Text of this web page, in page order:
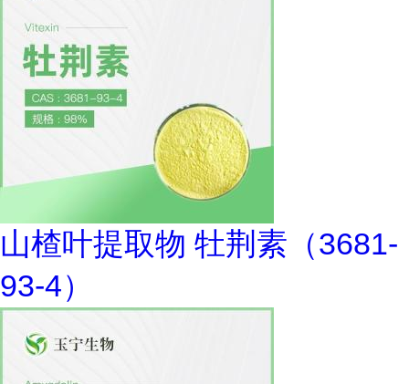
山楂叶提取物 牡荆素（3681-
93-4）